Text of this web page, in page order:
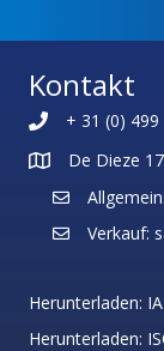
Kontakt
+ 31 (0) 499
De Dieze
Verkauf:
Herunterladen:
Herunterladen: